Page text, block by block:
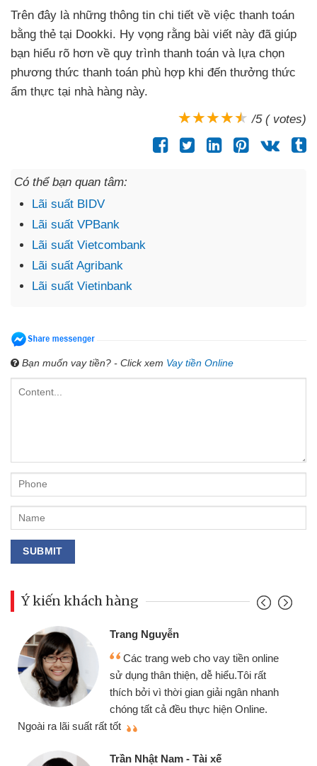
Trên đây là những thông tin chi tiết về việc thanh toán
bằng thẻ tại Dookki. Hy vọng rằng bài viết này đã giúp
bạn hiểu rõ hơn về quy trình thanh toán và lựa chọn
phương thức thanh toán phù hợp khi đến thưởng thức
ẩm thực tại nhà hàng này.
/5 ( votes)
Có thể bạn quan tâm:
Lãi suất BIDV
Lãi suất VPBank
Lãi suất Vietcombank
Lãi suất Agribank
Lãi suất Vietinbank
Bạn muốn vay tiền? - Click xem Vay tiền Online
Ý kiến khách hàng
tiền online
rất
ngân nhanh
Online.
Mình cần tiền gấp nên
chiếc xe wave nhưng thật
gói vay tiền bằng CMND
cần gặp mặt nên rất tiện lợi,
thiệu cho bạn bè biết
Cấn Văn Lực - Tạp hóa